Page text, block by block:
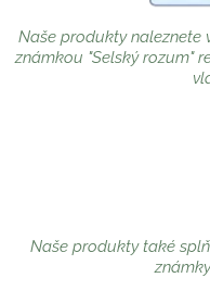
Naše produkty naleznete
známkou "Selský rozum"
Naše produkty také